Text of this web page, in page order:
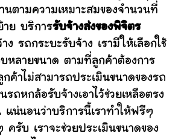
นตามความเหมาะสมของจำนวนที่
าย บริการรับจ้างส่งของพิจิตร
ง รถกระบะรับจ้าง เรามีให้เลือกใช้
หลายขนาด ตามที่ลูกค้าต้องการ
ค้าไม่สามารถประเมินขนาดของรถ
รถหกล้อรับจ้างเอาไว้ช่วยเหลือตรง
แน่นอนว่าบริการนี้เราทำให้ฟรีๆ
ครับ เราจะช่วยประเมินขนาดของ